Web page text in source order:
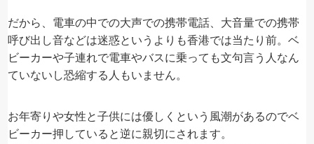
だから、電車の中での大声での携帯電話、大音量での携帯
呼び出し音などは迷惑というよりも香港では当たり前。ベ
ビーカーや子連れで電車やバスに乗っても文句言う人なん
ていないし恐縮する人もいません。
お年寄りや女性と子供には優しくという風潮があるのでベ
ビーカー押していると逆に親切にされます。